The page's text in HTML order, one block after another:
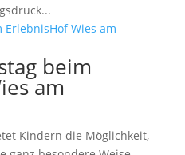
beim
am
Kindern die Möglichkeit,